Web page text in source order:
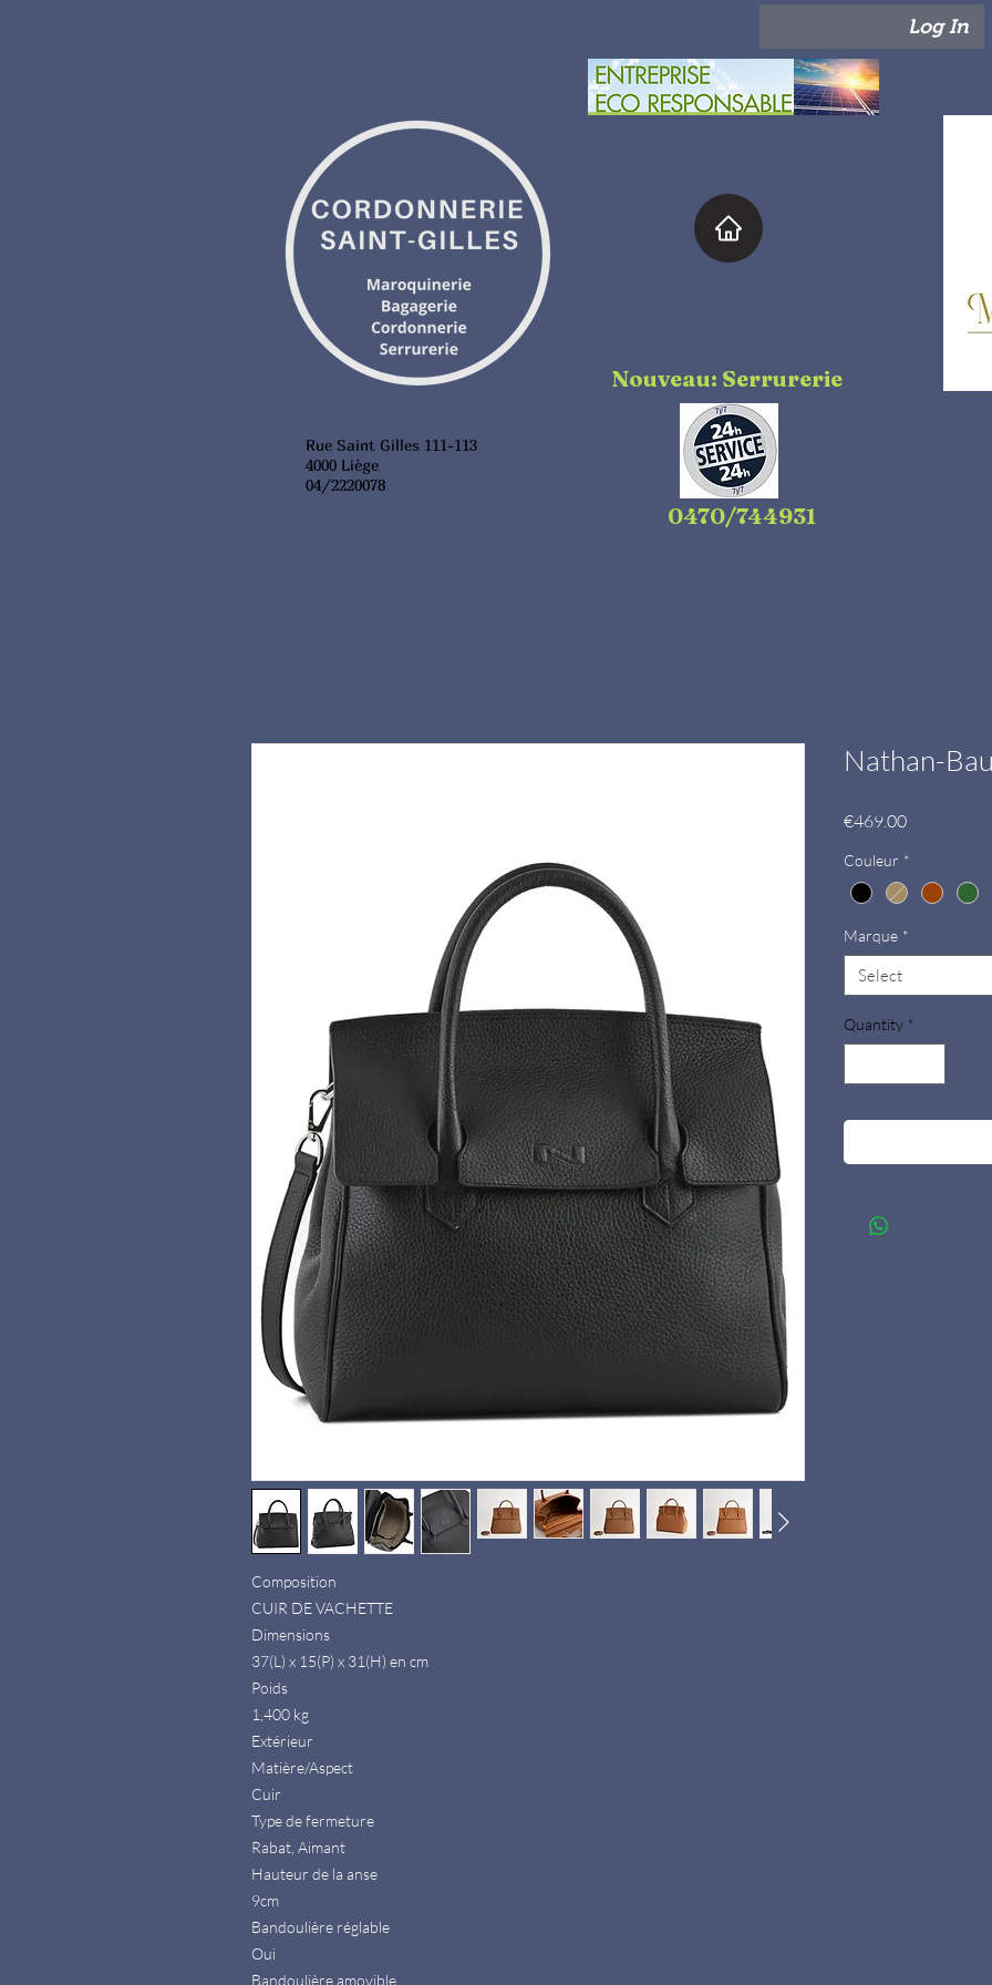
Rue Saint Gilles 111-113
4000 Liège
04/2220078
Log In
Nouveau: Serrurerie
0470/744931
Composition
CUIR DE VACHETTE
Dimensions
37(L) x 15(P) x 31(H) en cm
Poids
1,400 kg
Extérieur
Matière/Aspect
Cuir
Type de fermeture
Rabat, Aimant
Hauteur de la anse
9cm
Bandoulière réglable
Oui
Bandoulière amovible
Nathan-
€469.00Price
Couleur *
Marque *
Select
Quantity *